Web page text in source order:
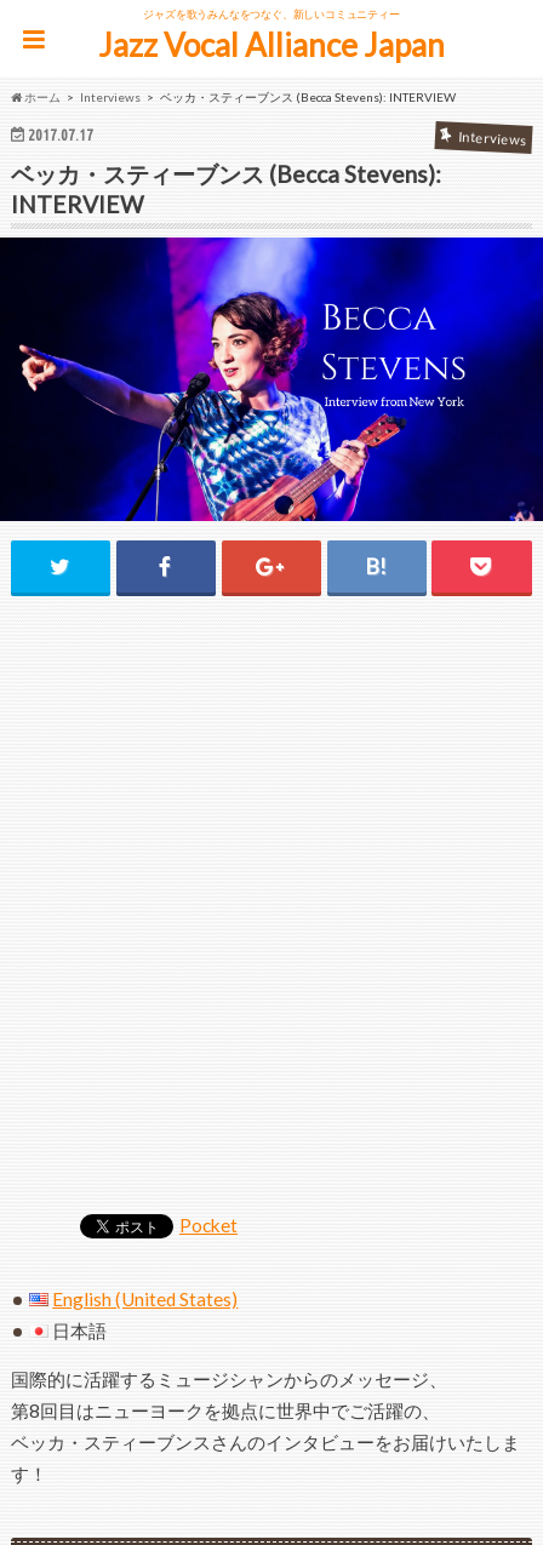
ジャズを歌うみんなをつなぐ、新しいコミュニティー
Jazz Vocal Alliance Japan
ホーム Interviews ベッカ・スティーブンス (Becca Stevens): INTERVIEW
2017.07.17 Interviews
ベッカ・スティーブンス (Becca Stevens):
INTERVIEW
Pocket
English (United States)
日本語
国際的に活躍するミュージシャンからのメッセージ、
第8回目はニューヨークを拠点に世界中でご活躍の、
ベッカ・スティーブンスさんのインタビューをお届けいたしま
す！